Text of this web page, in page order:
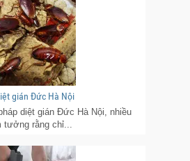
gián Đức Hà Nội
diệt gián Đức Hà Nội, nhiều
rằng chỉ...